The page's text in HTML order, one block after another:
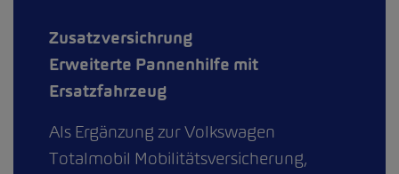
Zusatzversichrung
Erweiterte Pannenhilfe mit
Ersatzfahrzeug
Als Ergänzung zur Volkswagen
Totalmobil Mobilitätsversicherung,